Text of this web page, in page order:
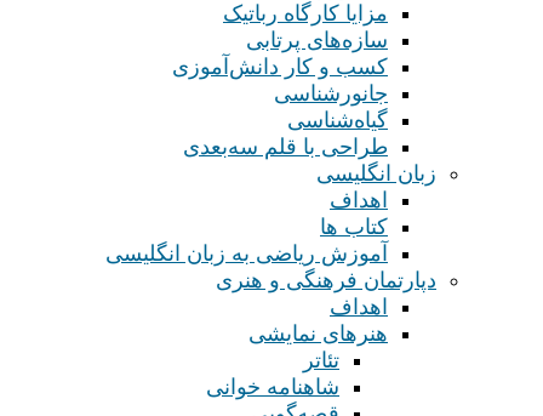
مزایا کارگاه رباتیک
سازه‌های پرتابی
کسب و کار دانش‌آموزی
جانورشناسی
گیاه‌شناسی
طراحی با قلم سه‌بعدی
زبان انگلیسی
اهداف
کتاب ها
آموزش ریاضی به زبان انگلیسی
دپارتمان فرهنگی و هنری
اهداف
هنرهای نمایشی
تئاتر
شاهنامه خوانی